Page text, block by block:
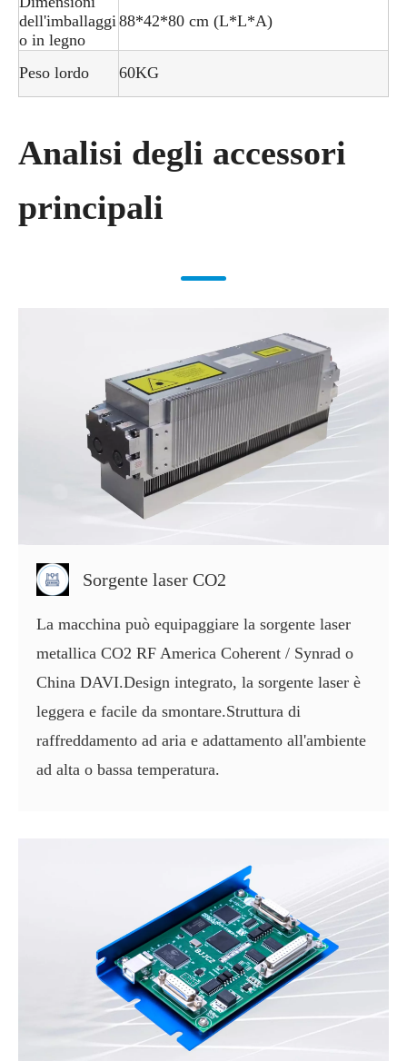
dell'imballaggi
o in legno
88*42*80 cm (L*L*A)
Peso lordo 60KG
Analisi degli accessori
principali​​​​​​​
Sorgente laser CO2
La macchina può equipaggiare la sorgente laser
metallica CO2 RF America Coherent / Synrad o
China DAVI.Design integrato, la sorgente laser è
leggera e facile da smontare.Struttura di
raffreddamento ad aria e adattamento all'ambiente
ad alta o bassa temperatura.